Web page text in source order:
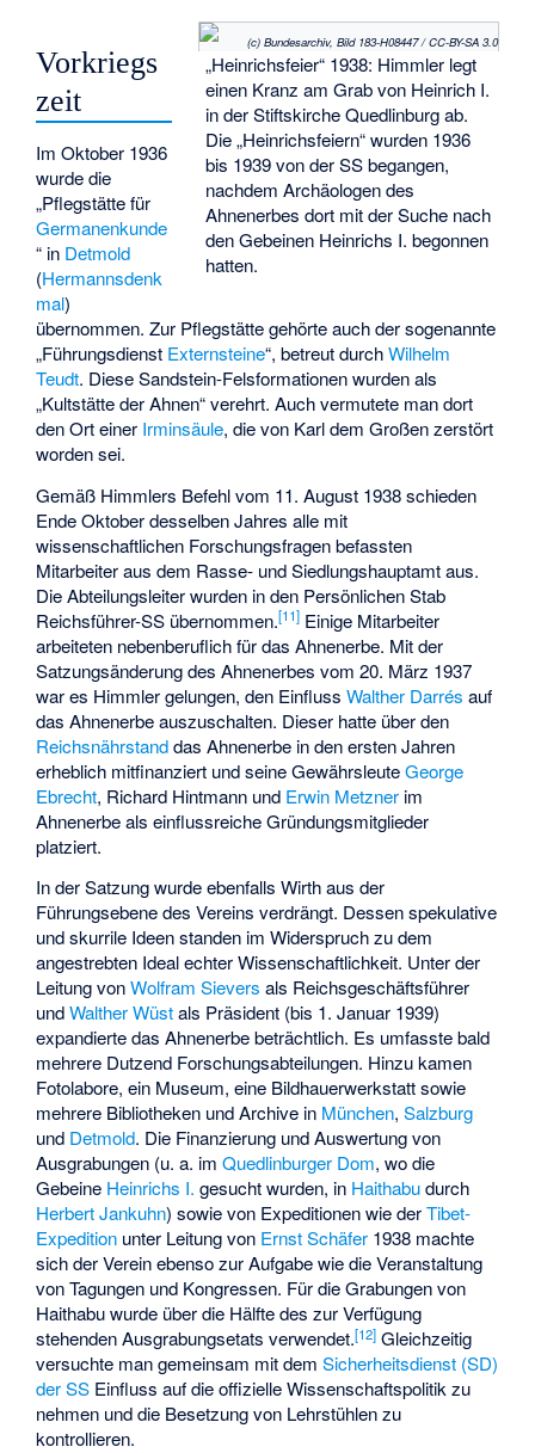
(c) Bundesarchiv, Bild 183-H08447 / CC-BY-SA 3.0
„Heinrichsfeier“ 1938: Himmler legt
einen Kranz am Grab von Heinrich I.
in der Stiftskirche Quedlinburg ab.
Die „Heinrichsfeiern“ wurden 1936
bis 1939 von der SS begangen,
nachdem Archäologen des
Ahnenerbes dort mit der Suche nach
den Gebeinen Heinrichs I. begonnen
hatten.
Vorkriegs
zeit
Im Oktober 1936
wurde die
„Pflegstätte für
Germanenkunde
“ in Detmold
(Hermannsdenk
mal)
übernommen. Zur Pflegstätte gehörte auch der sogenannte
„Führungsdienst Externsteine“, betreut durchWilhelm
Teudt. Diese Sandstein-Felsformationen wurden als
„Kultstätte der Ahnen“ verehrt. Auch vermutete man dort
den Ort einer Irminsäule, die von Karl dem Großen zerstört
worden sei.
Gemäß Himmlers Befehl vom 11. August 1938 schieden
Ende Oktober desselben Jahres alle mit
wissenschaftlichen Forschungsfragen befassten
Mitarbeiter aus dem Rasse- und Siedlungshauptamt aus.
Die Abteilungsleiter wurden in den Persönlichen Stab
Reichsführer-SS übernommen.[11] Einige Mitarbeiter
arbeiteten nebenberuflich für das Ahnenerbe. Mit der
Satzungsänderung des Ahnenerbes vom 20. März 1937
war es Himmler gelungen, den EinflussWalther Darrés auf
das Ahnenerbe auszuschalten. Dieser hatte über den
Reichsnährstanddas Ahnenerbe in den ersten Jahren
erheblich mitfinanziert und seine GewährsleuteGeorge
Ebrecht, Richard Hintmann und Erwin Metzner im
Ahnenerbe als einflussreiche Gründungsmitglieder
platziert.
In der Satzung wurde ebenfalls Wirth aus der
Führungsebene des Vereins verdrängt. Dessen spekulative
und skurrile Ideen standen im Widerspruch zu dem
angestrebten Ideal echter Wissenschaftlichkeit. Unter der
Leitung vonWolfram Sievers als Reichsgeschäftsführer
undWalther Wüstals Präsident (bis 1. Januar 1939)
expandierte das Ahnenerbe beträchtlich. Es umfasste bald
mehrere Dutzend Forschungsabteilungen. Hinzu kamen
Fotolabore, ein Museum, eine Bildhauerwerkstatt sowie
mehrere Bibliotheken und Archive in München,Salzburg
und Detmold. Die Finanzierung und Auswertung von
Ausgrabungen (u. a. imQuedlinburger Dom, wo die
Gebeine Heinrichs I. gesucht wurden, in Haithabudurch
Herbert Jankuhn) sowie von Expeditionen wie derTibet-
Expedition unter Leitung von Ernst Schäfer 1938 machte
sich der Verein ebenso zur Aufgabe wie die Veranstaltung
von Tagungen und Kongressen. Für die Grabungen von
Haithabu wurde über die Hälfte des zur Verfügung
stehenden Ausgrabungsetats verwendet.[12] Gleichzeitig
versuchte man gemeinsam mit demSicherheitsdienst (SD)
der SS Einfluss auf die offizielle Wissenschaftspolitik zu
nehmen und die Besetzung von Lehrstühlen zu
kontrollieren.